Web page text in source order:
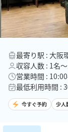
最寄り駅 : 大阪
収容人数 : 1名
営業時間 :
最低利用時間 :
今すぐ予約 少人